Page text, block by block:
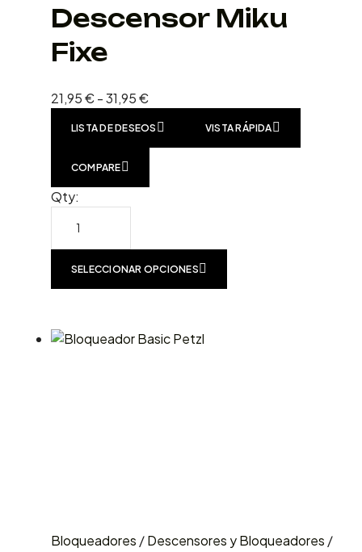
Descensor Miku
Fixe
21,95€-31,95€
LISTA DE DESEOS VISTA RÁPIDA
COMPARE
Qty:
SELECCIONAR OPCIONES
Bloqueadores /Descensores y Bloqueadores /